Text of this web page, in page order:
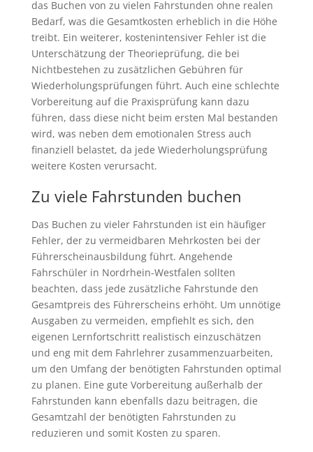
das Buchen von zu vielen Fahrstunden ohne realen
Bedarf, was die Gesamtkosten erheblich in die Höhe
treibt. Ein weiterer, kostenintensiver Fehler ist die
Unterschätzung der Theorieprüfung, die bei
Nichtbestehen zu zusätzlichen Gebühren für
Wiederholungsprüfungen führt. Auch eine schlechte
Vorbereitung auf die Praxisprüfung kann dazu
führen, dass diese nicht beim ersten Mal bestanden
wird, was neben dem emotionalen Stress auch
finanziell belastet, da jede Wiederholungsprüfung
weitere Kosten verursacht.
Zu viele Fahrstunden buchen
Das Buchen zu vieler Fahrstunden ist ein häufiger
Fehler, der zu vermeidbaren Mehrkosten bei der
Führerscheinausbildung führt. Angehende
Fahrschüler in Nordrhein-Westfalen sollten
beachten, dass jede zusätzliche Fahrstunde den
Gesamtpreis des Führerscheins erhöht. Um unnötige
Ausgaben zu vermeiden, empfiehlt es sich, den
eigenen Lernfortschritt realistisch einzuschätzen
und eng mit dem Fahrlehrer zusammenzuarbeiten,
um den Umfang der benötigten Fahrstunden optimal
zu planen. Eine gute Vorbereitung außerhalb der
Fahrstunden kann ebenfalls dazu beitragen, die
Gesamtzahl der benötigten Fahrstunden zu
reduzieren und somit Kosten zu sparen.